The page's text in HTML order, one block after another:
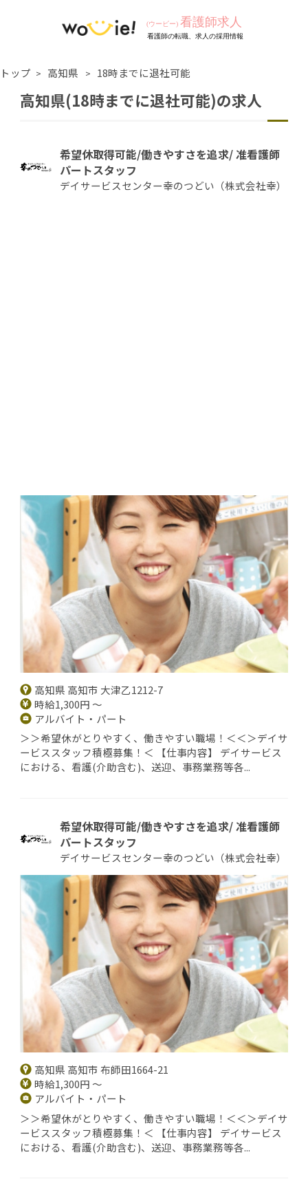
トップ 高知県 18時までに退社可能
高知県(18時までに退社可能)の求人
希望休取得可能/働きやすさを追求/ 准看護師
パートスタッフ
デイサービスセンター幸のつどい（株式会社幸）
高知県 高知市 大津乙1212-7
時給1,300円 ～
アルバイト・パート
＞＞希望休がとりやすく、働きやすい職場！＜＜＞デイサ
ービススタッフ積極募集！＜ 【仕事内容】 デイサービス
における、看護(介助含む)、送迎、事務業務等各...
希望休取得可能/働きやすさを追求/ 准看護師
パートスタッフ
デイサービスセンター幸のつどい（株式会社幸）
高知県 高知市 布師田1664-21
時給1,300円 ～
アルバイト・パート
＞＞希望休がとりやすく、働きやすい職場！＜＜＞デイサ
ービススタッフ積極募集！＜ 【仕事内容】 デイサービス
における、看護(介助含む)、送迎、事務業務等各...